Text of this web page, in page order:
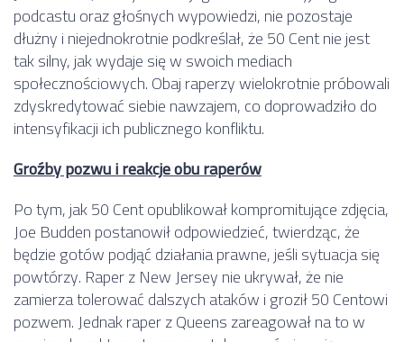
podcastu oraz głośnych wypowiedzi, nie pozostaje
dłużny i niejednokrotnie podkreślał, że 50 Cent nie jest
tak silny, jak wydaje się w swoich mediach
społecznościowych. Obaj raperzy wielokrotnie próbowali
zdyskredytować siebie nawzajem, co doprowadziło do
intensyfikacji ich publicznego konfliktu.
Groźby pozwu i reakcje obu raperów
Po tym, jak 50 Cent opublikował kompromitujące zdjęcia,
Joe Budden postanowił odpowiedzieć, twierdząc, że
będzie gotów podjąć działania prawne, jeśli sytuacja się
powtórzy. Raper z New Jersey nie ukrywał, że nie
zamierza tolerować dalszych ataków i groził 50 Centowi
pozwem. Jednak raper z Queens zareagował na to w